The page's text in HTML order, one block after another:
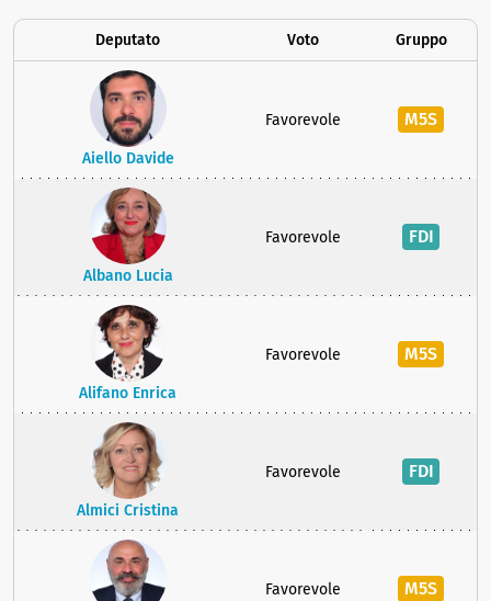
Deputato Voto Gruppo
Aiello Davide
Favorevole M5S
Albano Lucia
Favorevole FDI
Alifano Enrica
Favorevole M5S
Almici Cristina
Favorevole FDI
Favorevole M5S